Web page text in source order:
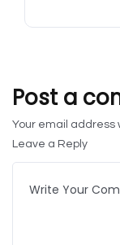
Post a
Your email address
Leave a Reply